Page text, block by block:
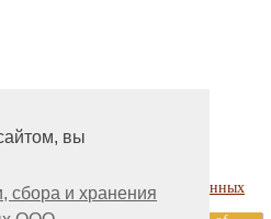
вы
сбора и хранения
и хранения персональных данных